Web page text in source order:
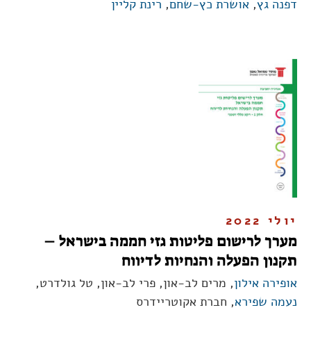
דפנה גץ, אושרת כץ-שחם, רינת קליין
יולי 2022
מערך לרישום פליטות גזי חממה בישראל –
תקנון הפעלה והנחיות לדיווח
אופירה אילון, מרים לב-און, פרי לב-און, טל גולדרט,
נעמה שפירא, חברת אקוטריידרס